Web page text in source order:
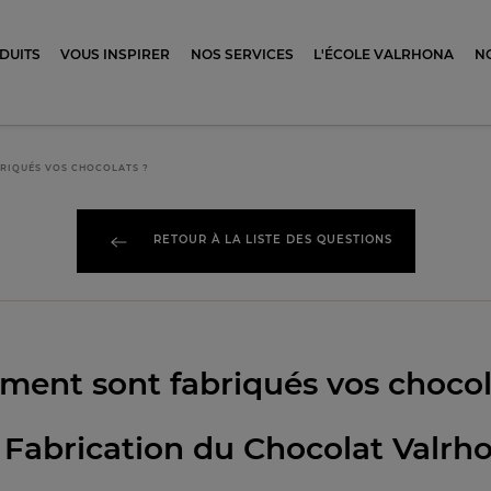
VOUS INSPIRER NOS SERVICES L'ÉCOLE VALRHONA
VOS CHOCOLATS ?
RETOUR À LA LISTE DES QUESTIONS
sont fabriqués vos
Fabrication du Chocolat